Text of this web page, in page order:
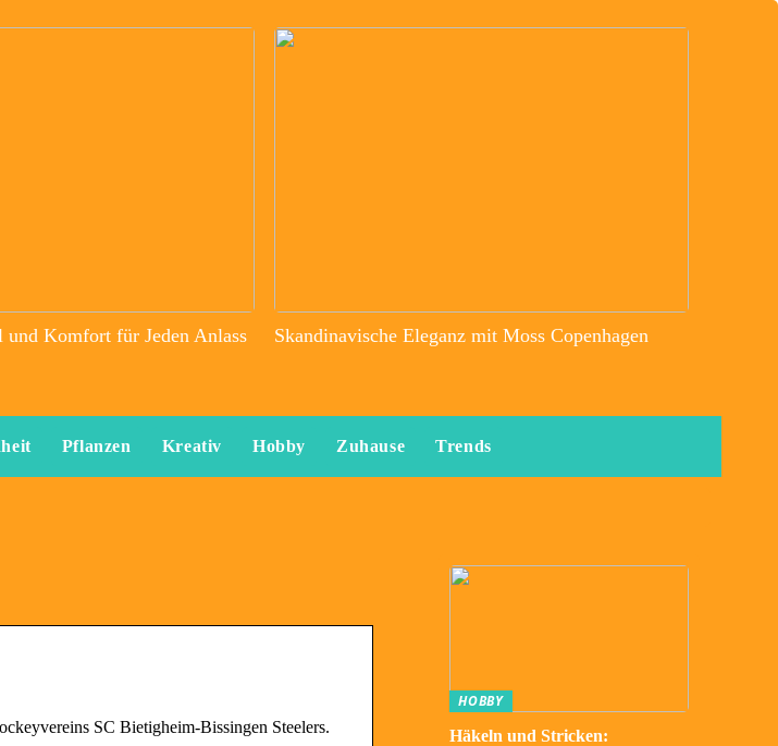
Komfort für Jeden Anlass Skandinavische Eleganz mit Moss Copenhagen
Pflanzen Kreativ Hobby Zuhause Trends
SC Bietigheim-Bissingen Steelers.
HOBBY
Häkeln und Stricken: